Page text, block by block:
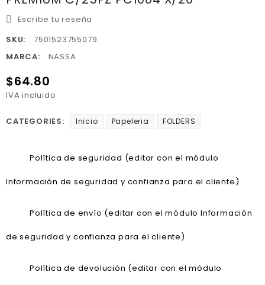
Escribe tu reseña
SKU:
7501523755079
MARCA:
NASSA
$64.80
IVA incluido
CATEGORIES: Inicio Papeleria FOLDERS
Política de seguridad (editar con el módulo
Información de seguridad y confianza para el cliente)
Política de envío (editar con el módulo Información
de seguridad y confianza para el cliente)
Política de devolución (editar con el módulo